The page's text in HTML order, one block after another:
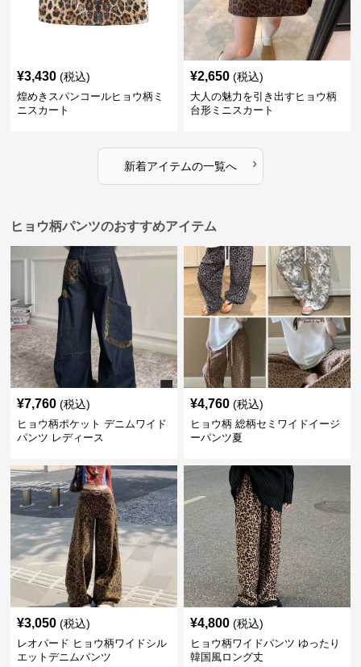
¥3,430 (税込)
煌めきスパンコールヒョウ柄ミ
ニスカート
¥2,650 (税込)
大人の魅力を引き出すヒョウ柄
台形ミニスカート
新着アイテムの一覧へ ›
ヒョウ柄パンツのおすすめアイテム
¥7,760 (税込)
ヒョウ柄ポケット デニムワイド
パンツ レディース
¥4,760 (税込)
ヒョウ柄 総柄セミワイドイージ
ーパンツ夏
¥3,050 (税込)
レオパード ヒョウ柄ワイドシル
エットデニムパンツ
¥4,800 (税込)
ヒョウ柄ワイドパンツ ゆったり
韓国風ロング丈